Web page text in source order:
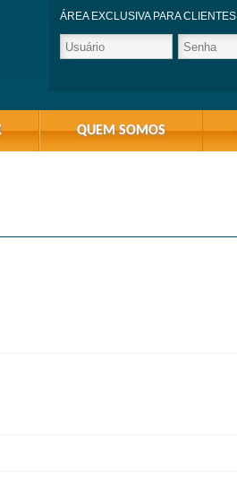
ÁREA EXCLUSIVA PARA CLIENTES
QUEM SOMOS